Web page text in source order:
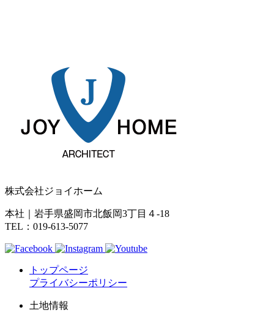
株式会社ジョイホーム
本社｜岩手県盛岡市北飯岡3丁目４-18
TEL：019-613-5077
トップページ
プライバシーポリシー
土地情報